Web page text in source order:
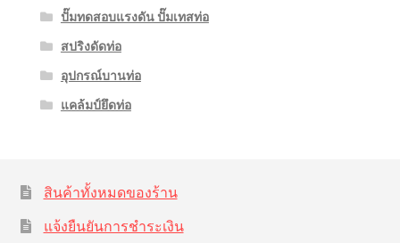
ปั๊มทดสอบแรงดัน ปั๊มเทสท่อ
สปริงดัดท่อ
อุปกรณ์บานท่อ
แคล้มป์ยึดท่อ
สินค้าทั้งหมดของร้าน
แจ้งยืนยันการชำระเงิน